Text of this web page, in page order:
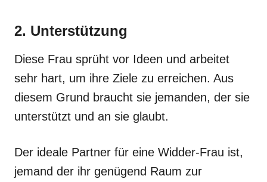
2. Unterstützung
Diese Frau sprüht vor Ideen und arbeitet
sehr hart, um ihre Ziele zu erreichen. Aus
diesem Grund braucht sie jemanden, der sie
unterstützt und an sie glaubt.
Der ideale Partner für eine Widder-Frau ist,
jemand der ihr genügend Raum zur